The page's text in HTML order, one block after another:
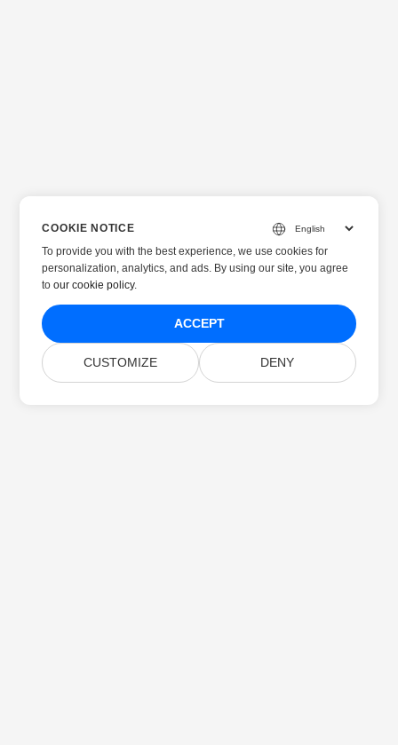
COOKIE NOTICE
To provide you with the best experience, we use cookies for
personalization, analytics, and ads. By using our site, you agree
toour cookie policy.
ACCEPT
CUSTOMIZE DENY